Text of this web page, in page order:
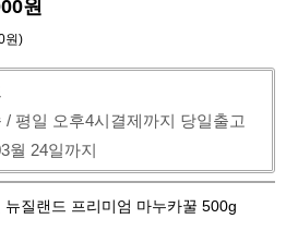
원
원)
/ 평일 오후4시결제까지 당일출고
월 24일까지
질랜드 프리미엄 마누카꿀 500g